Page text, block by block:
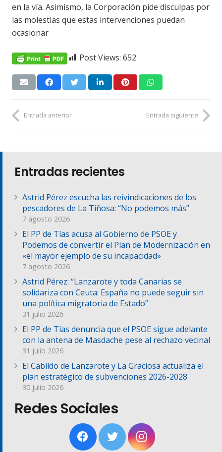
en la vía. Asimismo, la Corporación pide disculpas por
las molestias que estas intervenciones puedan
ocasionar
Post Views: 652
Entrada anterior Entrada siguiente
Entradas recientes
Astrid Pérez escucha las reivindicaciones de los
pescadores de La Tiñosa: “No podemos más”
7 agosto 2026
El PP de Tías acusa al Gobierno de PSOE y
Podemos de convertir el Plan de Modernización en
«el mayor ejemplo de su incapacidad»
7 agosto 2026
Astrid Pérez: “Lanzarote y toda Canarias se
solidariza con Ceuta: España no puede seguir sin
una política migratoria de Estado”
31 julio 2026
El PP de Tías denuncia que el PSOE sigue adelante
con la antena de Masdache pese al rechazo vecinal
31 julio 2026
El Cabildo de Lanzarote y La Graciosa actualiza el
plan estratégico de subvenciones 2026-2028
30 julio 2026
Redes Sociales